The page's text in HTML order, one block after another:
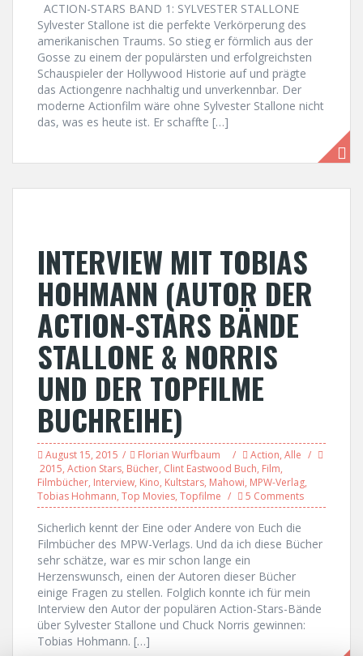
ACTION-STARS BAND 1: SYLVESTER STALLONE
Sylvester Stallone ist die perfekte Verkörperung des
amerikanischen Traums. So stieg er förmlich aus der
Gosse zu einem der populärsten und erfolgreichsten
Schauspieler der Hollywood Historie auf und prägte
das Actiongenre nachhaltig und unverkennbar. Der
moderne Actionfilm wäre ohne Sylvester Stallone nicht
das, was es heute ist. Er schaffte […]
INTERVIEW MIT TOBIAS
HOHMANN (AUTOR DER
ACTION-STARS BÄNDE
STALLONE & NORRIS
UND DER TOPFILME
BUCHREIHE)
August 15, 2015 Florian Wurfbaum Action, Alle
2015, Action Stars, Bücher, Clint Eastwood Buch, Film,
Filmbücher, Interview, Kino, Kultstars, Mahowi, MPW-Verlag,
Tobias Hohmann, Top Movies, Topfilme 5 Comments
Sicherlich kennt der Eine oder Andere von Euch die
Filmbücher des MPW-Verlags. Und da ich diese Bücher
sehr schätze, war es mir schon lange ein
Herzenswunsch, einen der Autoren dieser Bücher
einige Fragen zu stellen. Folglich konnte ich für mein
Interview den Autor der populären Action-Stars-Bände
über Sylvester Stallone und Chuck Norris gewinnen:
Tobias Hohmann. […]